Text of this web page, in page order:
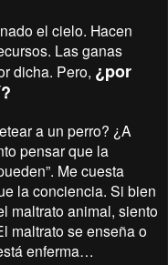
el cielo. Hacen
Las ganas
dicha. Pero, ¿por
a un perro? ¿A
pensar que la
Me cuesta
la conciencia. Si bien
maltrato animal, siento
maltrato se enseña o
enferma…